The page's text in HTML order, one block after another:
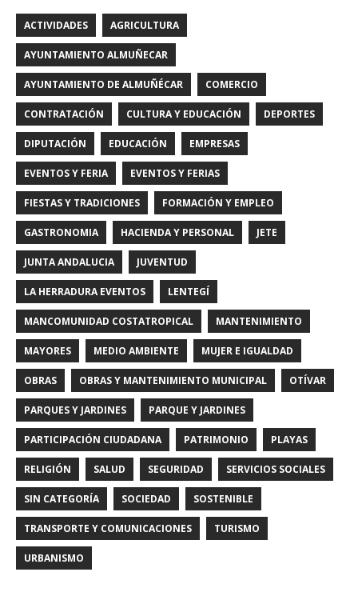
ACTIVIDADES AGRICULTURA
AYUNTAMIENTO ALMUÑECAR
AYUNTAMIENTO DE ALMUÑÉCAR COMERCIO
CONTRATACIÓN CULTURA Y EDUCACIÓN DEPORTES
DIPUTACIÓN EDUCACIÓN EMPRESAS
EVENTOS Y FERIA EVENTOS Y FERIAS
FIESTAS Y TRADICIONES FORMACIÓN Y EMPLEO
GASTRONOMIA HACIENDA Y PERSONAL JETE
JUNTA ANDALUCIA JUVENTUD
LA HERRADURA EVENTOS LENTEGÍ
MANCOMUNIDAD COSTATROPICAL MANTENIMIENTO
MAYORES MEDIO AMBIENTE MUJER E IGUALDAD
OBRAS OBRAS Y MANTENIMIENTO MUNICIPAL OTÍVAR
PARQUES Y JARDINES PARQUE Y JARDINES
PARTICIPACIÓN CIUDADANA PATRIMONIO PLAYAS
RELIGIÓN SALUD SEGURIDAD SERVICIOS SOCIALES
SIN CATEGORÍA SOCIEDAD SOSTENIBLE
TRANSPORTE Y COMUNICACIONES TURISMO
URBANISMO